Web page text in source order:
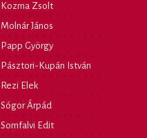
Kozma Zsolt
Molnár János
Papp György
Pásztori-Kupán István
Rezi Elek
Sógor Árpád
Somfalvi Edit